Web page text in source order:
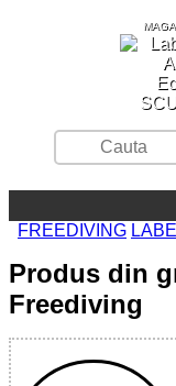
FREEDIVING
Produs din
Freediving